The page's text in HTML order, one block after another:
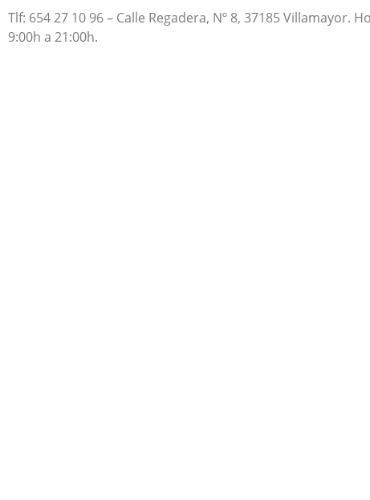
Tlf: 654 27 10 96 – Calle Regadera, Nº 8, 37185 Villamayor.
9:00h a 21:00h.